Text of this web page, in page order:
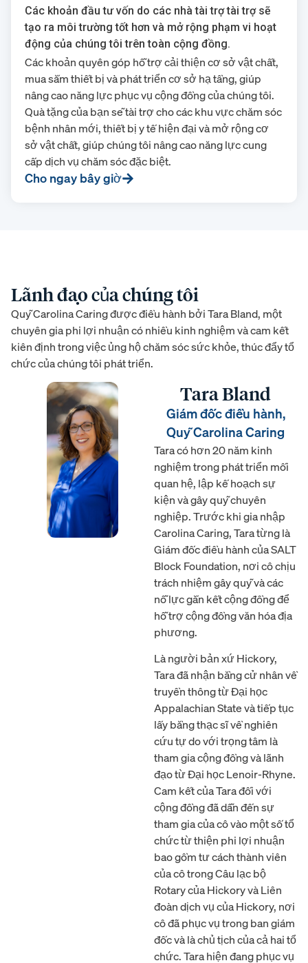
Các khoản đầu tư vốn do các nhà tài trợ tài trợ sẽ
tạo ra môi trường tốt hơn và mở rộng phạm vi hoạt
động của chúng tôi trên toàn cộng đồng.
Các khoản quyên góp hỗ trợ cải thiện cơ sở vật chất,
mua sắm thiết bị và phát triển cơ sở hạ tầng, giúp
nâng cao năng lực phục vụ cộng đồng của chúng tôi.
Quà tặng của bạn sẽ tài trợ cho các khu vực chăm sóc
bệnh nhân mới, thiết bị y tế hiện đại và mở rộng cơ
sở vật chất, giúp chúng tôi nâng cao năng lực cung
cấp dịch vụ chăm sóc đặc biệt.
Cho ngay bây giờ
Lãnh đạo của chúng tôi
Quỹ Carolina Caring được điều hành bởi Tara Bland, một
chuyên gia phi lợi nhuận có nhiều kinh nghiệm và cam kết
kiên định trong việc ủng hộ chăm sóc sức khỏe, thúc đẩy tổ
chức của chúng tôi phát triển.
Tara Bland
Giám đốc điều hành,
Quỹ Carolina Caring
Tara có hơn 20 năm kinh
nghiệm trong phát triển mối
quan hệ, lập kế hoạch sự
kiện và gây quỹ chuyên
nghiệp. Trước khi gia nhập
Carolina Caring, Tara từng là
Giám đốc điều hành của SALT
Block Foundation, nơi cô chịu
trách nhiệm gây quỹ và các
nỗ lực gắn kết cộng đồng để
hỗ trợ cộng đồng văn hóa địa
phương.
Là người bản xứ Hickory,
Tara đã nhận bằng cử nhân về
truyền thông từ Đại học
Appalachian State và tiếp tục
lấy bằng thạc sĩ về nghiên
cứu tự do với trọng tâm là
tham gia cộng đồng và lãnh
đạo từ Đại học Lenoir-Rhyne.
Cam kết của Tara đối với
cộng đồng đã dẫn đến sự
tham gia của cô vào một số tổ
chức từ thiện phi lợi nhuận
bao gồm tư cách thành viên
của cô trong Câu lạc bộ
Rotary của Hickory và Liên
đoàn dịch vụ của Hickory, nơi
cô đã phục vụ trong ban giám
đốc và là chủ tịch của cả hai tổ
chức. Tara hiện đang phục vụ